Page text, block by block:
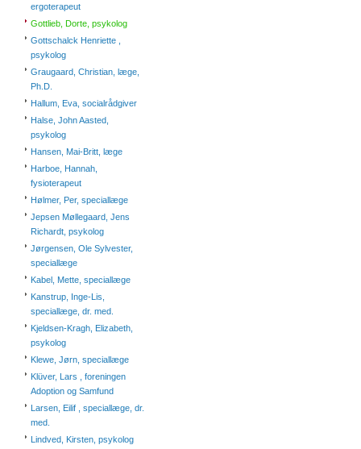
ergoterapeut
Gottlieb, Dorte, psykolog
Gottschalck Henriette ,
psykolog
Graugaard, Christian, læge,
Ph.D.
Hallum, Eva, socialrådgiver
Halse, John Aasted,
psykolog
Hansen, Mai-Britt, læge
Harboe, Hannah,
fysioterapeut
Hølmer, Per, speciallæge
Jepsen Møllegaard, Jens
Richardt, psykolog
Jørgensen, Ole Sylvester,
speciallæge
Kabel, Mette, speciallæge
Kanstrup, Inge-Lis,
speciallæge, dr. med.
Kjeldsen-Kragh, Elizabeth,
psykolog
Klewe, Jørn, speciallæge
Klüver, Lars , foreningen
Adoption og Samfund
Larsen, Eilif , speciallæge, dr.
med.
Lindved, Kirsten, psykolog